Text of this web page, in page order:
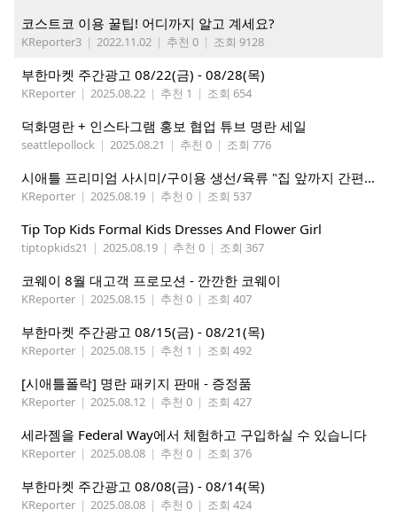
코스트코 이용 꿀팁! 어디까지 알고 계세요?
KReporter3 | 2022.11.02 | 추천 0 | 조회 9128
부한마켓 주간광고 08/22(금) - 08/28(목)
KReporter | 2025.08.22 | 추천 1 | 조회 654
덕화명란 + 인스타그램 홍보 협업 튜브 명란 세일
seattlepollock | 2025.08.21 | 추천 0 | 조회 776
시애틀 프리미엄 사시미/구이용 생선/육류 "집 앞까지 간편하게" – 영오션샵닷컴
KReporter | 2025.08.19 | 추천 0 | 조회 537
Tip Top Kids Formal Kids Dresses And Flower Girl
tiptopkids21 | 2025.08.19 | 추천 0 | 조회 367
코웨이 8월 대고객 프로모션 - 깐깐한 코웨이
KReporter | 2025.08.15 | 추천 0 | 조회 407
부한마켓 주간광고 08/15(금) - 08/21(목)
KReporter | 2025.08.15 | 추천 1 | 조회 492
[시애틀폴락] 명란 패키지 판매 - 증정품
KReporter | 2025.08.12 | 추천 0 | 조회 427
세라젬을 Federal Way에서 체험하고 구입하실 수 있습니다
KReporter | 2025.08.08 | 추천 0 | 조회 376
부한마켓 주간광고 08/08(금) - 08/14(목)
KReporter | 2025.08.08 | 추천 0 | 조회 424